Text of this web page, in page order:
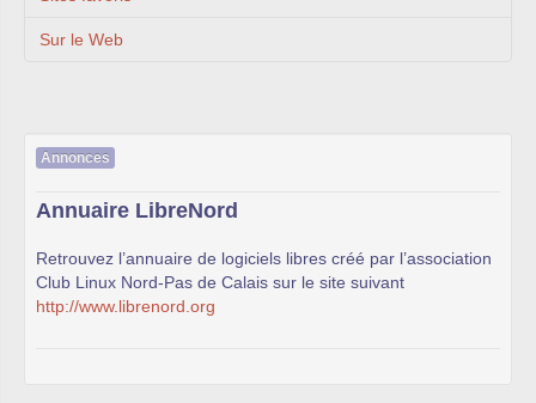
Sur le Web
Annonces
Annuaire LibreNord
Retrouvez l’annuaire de logiciels libres créé par l’association
Club Linux Nord-Pas de Calais sur le site suivant
http://www.librenord.org